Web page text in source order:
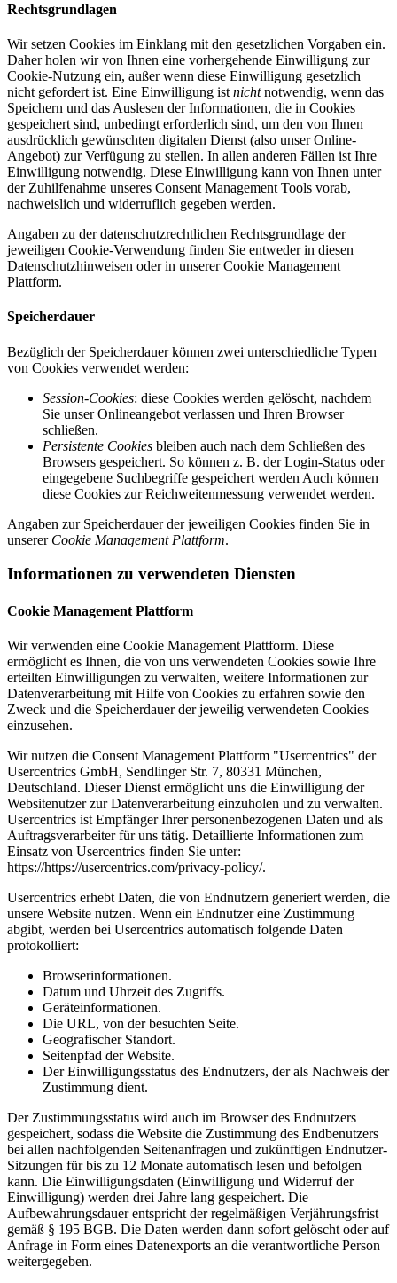
Rechtsgrundlagen
Wir setzen Cookies im Einklang mit den gesetzlichen Vorgaben ein.
Daher holen wir von Ihnen eine vorhergehende Einwilligung zur
Cookie-Nutzung ein, außer wenn diese Einwilligung gesetzlich
nicht gefordert ist. Eine Einwilligung ist nichtnotwendig, wenn das
Speichern und das Auslesen der Informationen, die in Cookies
gespeichert sind, unbedingt erforderlich sind, um den von Ihnen
ausdrücklich gewünschten digitalen Dienst (also unser Online-
Angebot) zur Verfügung zu stellen. In allen anderen Fällen ist Ihre
Einwilligung notwendig. Diese Einwilligung kann von Ihnen unter
der Zuhilfenahme unseres Consent Management Tools vorab,
nachweislich und widerruflich gegeben werden.
Angaben zu der datenschutzrechtlichen Rechtsgrundlage der
jeweiligen Cookie-Verwendung finden Sie entweder in diesen
Datenschutzhinweisen oder in unserer Cookie Management
Plattform.
Speicherdauer
Bezüglich der Speicherdauer können zwei unterschiedliche Typen
von Cookies verwendet werden:
Session-Cookies: diese Cookies werden gelöscht, nachdem
Sie unser Onlineangebot verlassen und Ihren Browser
schließen.
Persistente Cookies bleiben auch nach dem Schließen des
Browsers gespeichert. So können z. B. der Login-Status oder
eingegebene Suchbegriffe gespeichert werden Auch können
diese Cookies zur Reichweitenmessung verwendet werden.
Angaben zur Speicherdauer der jeweiligen Cookies finden Sie in
unserer Cookie Management Plattform.
Informationen zu verwendeten Diensten
Cookie Management Plattform
Wir verwenden eine Cookie Management Plattform. Diese
ermöglicht es Ihnen, die von uns verwendeten Cookies sowie Ihre
erteilten Einwilligungen zu verwalten, weitere Informationen zur
Datenverarbeitung mit Hilfe von Cookies zu erfahren sowie den
Zweck und die Speicherdauer der jeweilig verwendeten Cookies
einzusehen.
Wir nutzen die Consent Management Plattform "Usercentrics" der
Usercentrics GmbH, Sendlinger Str. 7, 80331 München,
Deutschland. Dieser Dienst ermöglicht uns die Einwilligung der
Websitenutzer zur Datenverarbeitung einzuholen und zu verwalten.
Usercentrics ist Empfänger Ihrer personenbezogenen Daten und als
Auftragsverarbeiter für uns tätig. Detaillierte Informationen zum
Einsatz von Usercentrics finden Sie unter:
https://https://usercentrics.com/privacy-policy/.
Usercentrics erhebt Daten, die von Endnutzern generiert werden, die
unsere Website nutzen. Wenn ein Endnutzer eine Zustimmung
abgibt, werden bei Usercentrics automatisch folgende Daten
protokolliert:
Browserinformationen.
Datum und Uhrzeit des Zugriffs.
Geräteinformationen.
Die URL, von der besuchten Seite.
Geografischer Standort.
Seitenpfad der Website.
Der Einwilligungsstatus des Endnutzers, der als Nachweis der
Zustimmung dient.
Der Zustimmungsstatus wird auch im Browser des Endnutzers
gespeichert, sodass die Website die Zustimmung des Endbenutzers
bei allen nachfolgenden Seitenanfragen und zukünftigen Endnutzer-
Sitzungen für bis zu 12 Monate automatisch lesen und befolgen
kann. Die Einwilligungsdaten (Einwilligung und Widerruf der
Einwilligung) werden drei Jahre lang gespeichert. Die
Aufbewahrungsdauer entspricht der regelmäßigen Verjährungsfrist
gemäß § 195 BGB. Die Daten werden dann sofort gelöscht oder auf
Anfrage in Form eines Datenexports an die verantwortliche Person
weitergegeben.